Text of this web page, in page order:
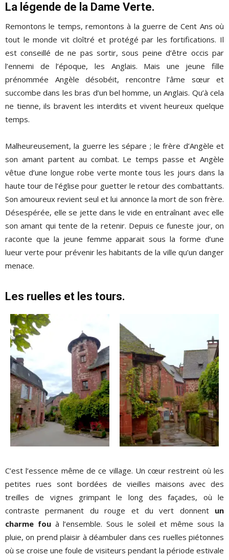
La légende de la Dame Verte.
Remontons le temps, remontons à la guerre de Cent Ans où
tout le monde vit cloîtré et protégé par les fortifications. Il
est conseillé de ne pas sortir, sous peine d’être occis par
l’ennemi de l’époque, les Anglais. Mais une jeune fille
prénommée Angèle désobéit, rencontre l’âme sœur et
succombe dans les bras d’un bel homme, un Anglais. Qu’à cela
ne tienne, ils bravent les interdits et vivent heureux quelque
temps.
Malheureusement, la guerre les sépare ; le frère d’Angèle et
son amant partent au combat. Le temps passe et Angèle
vêtue d’une longue robe verte monte tous les jours dans la
haute tour de l’église pour guetter le retour des combattants.
Son amoureux revient seul et lui annonce la mort de son frère.
Désespérée, elle se jette dans le vide en entraînant avec elle
son amant qui tente de la retenir. Depuis ce funeste jour, on
raconte que la jeune femme apparait sous la forme d’une
lueur verte pour prévenir les habitants de la ville qu’un danger
menace.
Les ruelles et les tours.
C’est l’essence même de ce village. Un cœur restreint où les
petites rues sont bordées de vieilles maisons avec des
treilles de vignes grimpant le long des façades, où le
contraste permanent du rouge et du vert donnent un
charme fouà l’ensemble. Sous le soleil et même sous la
pluie, on prend plaisir à déambuler dans ces ruelles piétonnes
où se croise une foule de visiteurs pendant la période estivale